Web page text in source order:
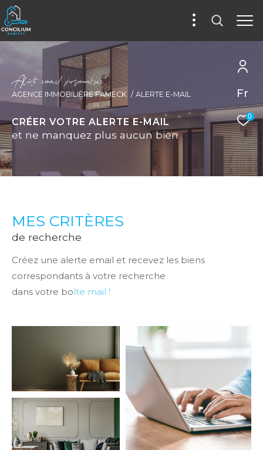
Fr
0
Alete emai pesonaiée
AGENCE IMMOBILIÈRE FAMECK ALERTE E-MAIL
CRÉER VOTRE ALERTE E-MAIL
et ne manquez plus aucun bien
MES CRITÈRES
de recherche
Créez une alerte email et recevez les biens
correspondants à votre recherche
dans votre boîte mail !